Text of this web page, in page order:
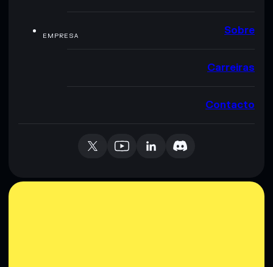
EMPRESA Sobre
Carreiras
Contacto